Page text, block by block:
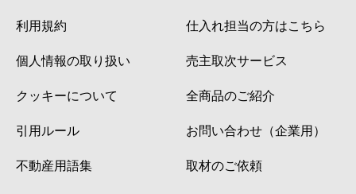
利用規約
個人情報の取り扱い
クッキーについて
引用ルール
不動産用語集
仕入れ担当の方はこちら
売主取次サービス
全商品のご紹介
お問い合わせ（企業用）
取材のご依頼